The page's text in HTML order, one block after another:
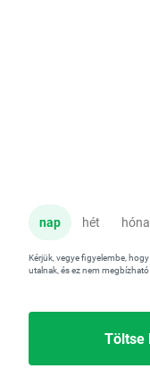
nap hét
Kérjük, vegye figyelembe,
utalnak, és ez nem
Töltse